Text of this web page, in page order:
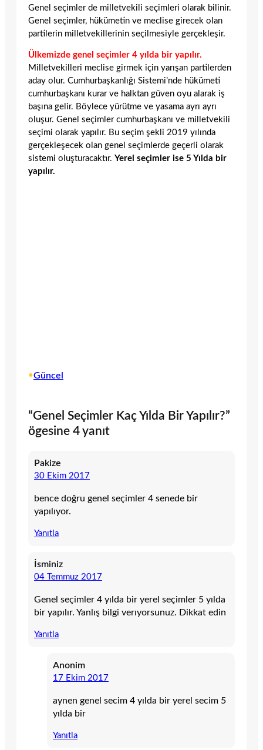
Genel seçimler de milletvekili seçimleri olarak bilinir.
Genel seçimler, hükümetin ve meclise girecek olan
partilerin milletvekillerinin seçilmesiyle gerçekleşir.
Ülkemizde genel seçimler 4 yılda bir yapılır.
Milletvekilleri meclise girmek için yarışan partilerden
aday olur. Cumhurbaşkanlığı Sistemi’nde hükümeti
cumhurbaşkanı kurar ve halktan güven oyu alarak iş
başına gelir. Böylece yürütme ve yasama ayrı ayrı
oluşur. Genel seçimler cumhurbaşkanı ve milletvekili
seçimi olarak yapılır. Bu seçim şekli 2019 yılında
gerçekleşecek olan genel seçimlerde geçerli olarak
sistemi oluşturacaktır. Yerel seçimler ise 5 Yılda bir
yapılır.
•Güncel
“Genel Seçimler Kaç Yılda Bir Yapılır?”
ögesine 4 yanıt
Pakize
30 Ekim 2017
bence doğru genel seçimler 4 senede bir
yapılıyor.
Yanıtla
İsminiz
04 Temmuz 2017
Genel seçimler 4 yılda bir yerel seçimler 5 yılda
bir yapılır. Yanlış bilgi verıyorsunuz. Dikkat edin
Yanıtla
Anonim
17 Ekim 2017
aynen genel secim 4 yılda bir yerel secim 5
yılda bir
Yanıtla